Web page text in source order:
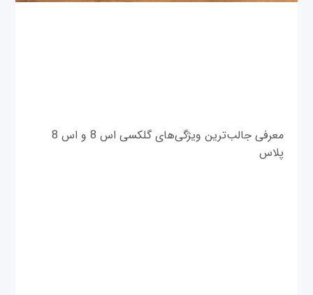
معرفی جالب‌ترین ویژگی‌های گلکسی اس 8 و اس 8
پلاس